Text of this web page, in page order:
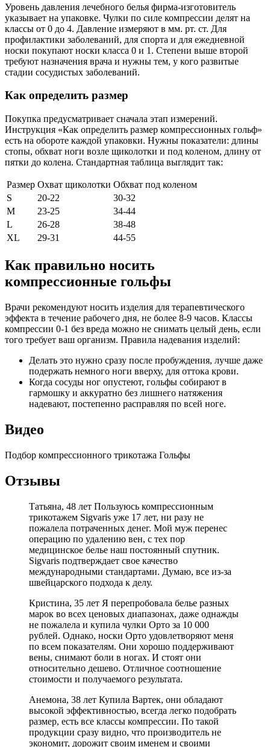
Уровень давления лечебного белья фирма-изготовитель
указывает на упаковке. Чулки по силе компрессии делят на
классы от 0 до 4. Давление измеряют в мм. рт. ст. Для
профилактики заболеваний, для спорта и для ежедневной
носки покупают носки класса 0 и 1. Степени выше второй
требуют назначения врача и нужны тем, у кого развитые
стадии сосудистых заболеваний.
Как определить размер
Покупка предусматривает сначала этап измерений.
Инструкция «Как определить размер компрессионных гольф»
есть на обороте каждой упаковки. Нужны показатели: длины
стопы, обхват ноги возле щиколотки и под коленом, длину от
пятки до колена. Стандартная таблица выглядит так:
Размер Охват щиколотки Обхват под коленом
S
20-22
30-32
M
23-25
34-44
L
26-28
38-48
XL
29-31 44-55
Как правильно носить
компрессионные гольфы
Врачи рекомендуют носить изделия для терапевтического
эффекта в течение рабочего дня, не более 8-9 часов. Классы
компрессии 0-1 без вреда можно не снимать целый день, если
того требует ваш организм. Правила надевания изделий:
Делать это нужно сразу после пробуждения, лучше даже
подержать немного ноги вверху, для оттока крови.
Когда сосуды ног опустеют, гольфы собирают в
гармошку и аккуратно без лишнего натяжения
надевают, постепенно расправляя по всей ноге.
Видео
Подбор компрессионного трикотажа Гольфы
Отзывы
Татьяна, 48 лет Пользуюсь компрессионным
трикотажем Sigvaris уже 17 лет, ни разу не
пожалела потраченных денег. Мой муж перенес
операцию по удалению вен, с тех пор
медицинское белье наш постоянный спутник.
Sigvaris подтверждает свое качество
международными стандартами. Думаю, все из-за
швейцарского подхода к делу.
Кристина, 35 лет Я перепробовала белье разных
марок во всех ценовых диапазонах, даже однажды
не пожалела и купила чулки Орто за 10 000
рублей. Однако, носки Орто удовлетворяют меня
по всем показателям. Они хорошо поддерживают
вены, снимают боли в ногах. И стоят они
относительно дешево. Отличное соотношение
стоимости и получаемого результата.
Анемона, 38 лет Купила Вартек, они обладают
высокой эффективностью, всегда легко подобрать
размер, есть все классы компрессии. По такой
продукции сразу видно, что производитель не
экономит, дорожит своим именем и своими